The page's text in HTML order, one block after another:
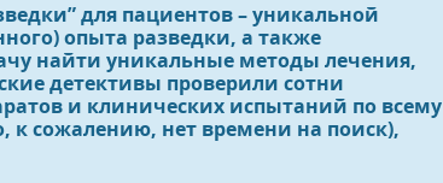
для пациентов – уникальной
опыта разведки, а также
найти уникальные методы лечения,
детективы проверили сотни
и клинических испытаний по всему
к сожалению, нет времени на поиск),